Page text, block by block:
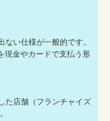
い仕様が一般的です。
金やカードで支払う形
た店舗（フランチャイズ
。